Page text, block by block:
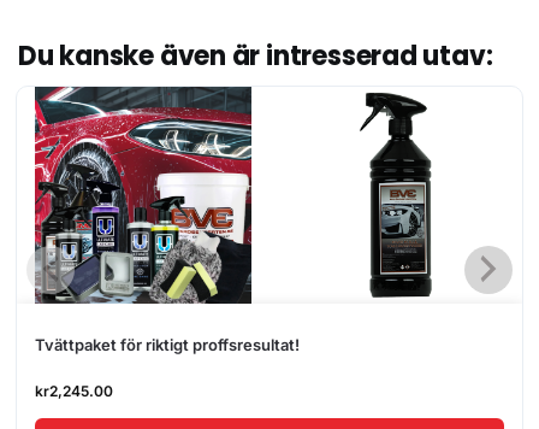
Du kanske även är intresserad utav:
Tvättpaket för riktigt proffsresultat!
kr2,245.00